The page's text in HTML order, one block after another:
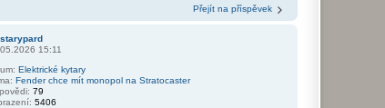
Přejít na příspěvek
starypard
15:11
Elektrické kytary
Fender chce mít monopol na Stratocaster
79
5406